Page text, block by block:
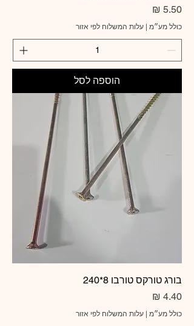
מחיר
כולל מע״מ עלות המשלוח לפי אזור
הוספה לסל
בורג טורקס טורבו 8*240
מחיר
כולל מע״מ עלות המשלוח לפי אזור